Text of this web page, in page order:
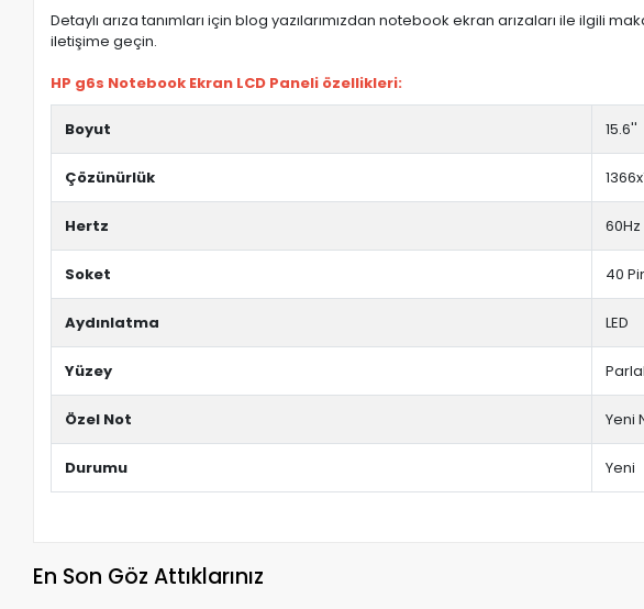
Detaylı arıza tanımları için blog yazılarımızdan notebook ekran arızaları ile
iletişime geçin.
HP g6s Notebook Ekran LCD Paneli özellikleri:
Boyut 15.6''
Çözünürlük
Hertz 60Hz
Soket 40
Aydınlatma LED
Yüzey
Özel Not Yeni
Durumu Yeni
En Son Göz Attıklarınız